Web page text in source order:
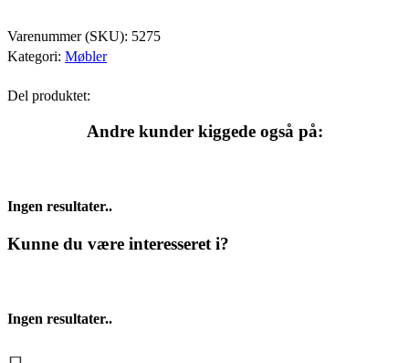
Varenummer (SKU): 5275
Kategori: Møbler
Del produktet:
Andre kunder kiggede også på:
Ingen resultater..
Kunne du være interesseret i?
Ingen resultater..